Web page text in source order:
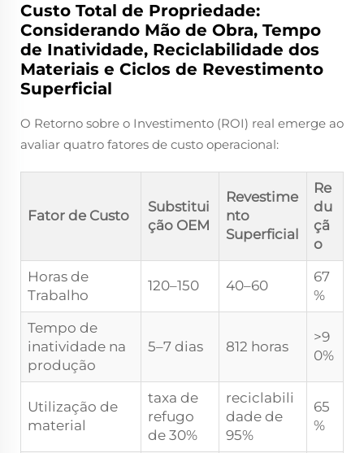
Custo Total de Propriedade:
Considerando Mão de Obra, Tempo
de Inatividade, Reciclabilidade dos
Materiais e Ciclos de Revestimento
Superficial
O Retorno sobre o Investimento (ROI) real emerge ao
avaliar quatro fatores de custo operacional:
Fator de Custo
Substitui
ção OEM
Revestime
nto
Superficial
Re
du
çã
o
Horas de
Trabalho
120–150 40–60
67
%
Tempo de
inatividade na
produção
5–7 dias 812 horas
>9
0%
Utilização de
material
taxa de
refugo
de 30%
reciclabili
dade de
95%
65
%